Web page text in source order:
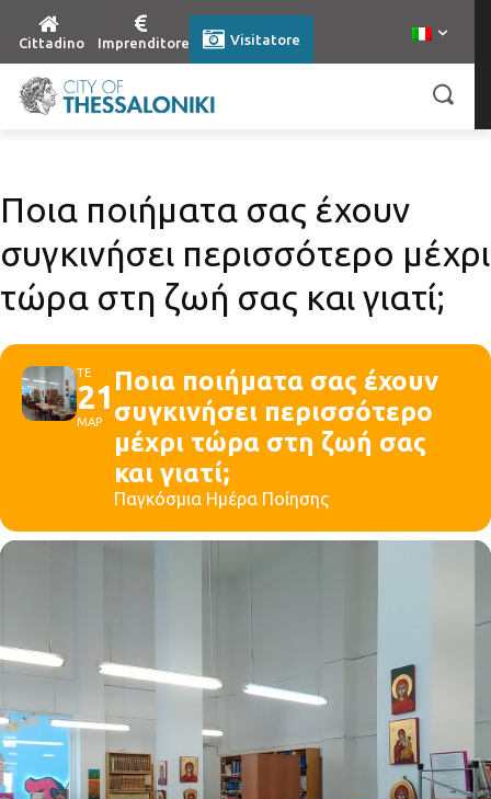
Cittadino Imprenditore Visitatore
Ποια ποιήματα σας έχουν
συγκινήσει περισσότερο μέχρι
τώρα στη ζωή σας και γιατί;
ΤΕ
21
ΜΑΡ
Ποια ποιήματα σας έχουν
συγκινήσει περισσότερο
μέχρι τώρα στη ζωή σας
και γιατί;
Παγκόσμια Ημέρα Ποίησης